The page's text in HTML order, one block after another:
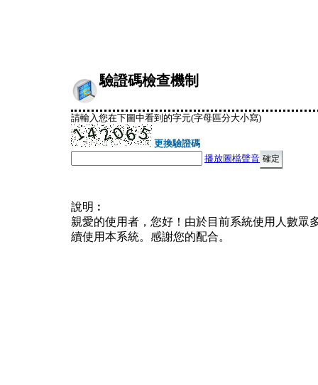
驗證碼檢查機制
請輸入您在下圖中看到的字元(字母區分大小寫)
更換驗證碼
播放圖檔聲音
說明︰
親愛的使用者，您好！由於目前系統使用人數眾
續使用本系統。感謝您的配合。